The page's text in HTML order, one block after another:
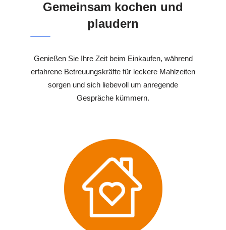
Gemeinsam kochen und
plaudern
Genießen Sie Ihre Zeit beim Einkaufen, während
erfahrene Betreuungskräfte für leckere Mahlzeiten
sorgen und sich liebevoll um anregende
Gespräche kümmern.